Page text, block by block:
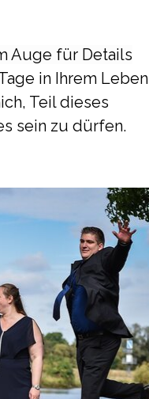
Auge für Details
in Ihrem Leben
Teil dieses
sein zu dürfen.